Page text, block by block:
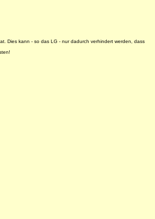
Dies kann - so das LG - nur dadurch verhindert werden, dass